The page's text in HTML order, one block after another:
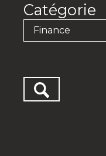
Catégorie
Finance